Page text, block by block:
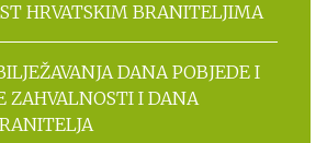
HRVATSKIM BRANITELJIMA
DANA POBJEDE I
ZAHVALNOSTI I DANA